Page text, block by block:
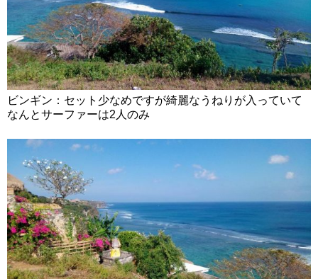
ビンギン：セット少なめですが綺麗なうねりが入っていて
なんとサーファーは2人のみ